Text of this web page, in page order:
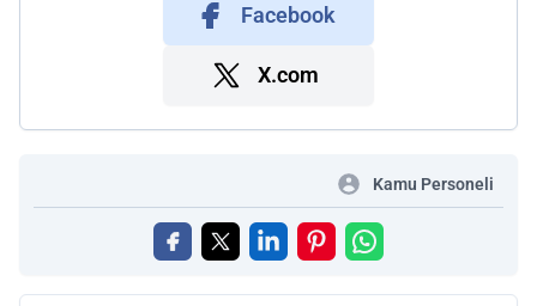
Facebook
X.com
Kamu Personeli